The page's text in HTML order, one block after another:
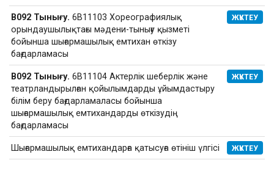
В092 Тынығу. 6В11103 Хореографиялық
орындаушылықтағы мәдени-тынығу қызметі
бойынша шығармашылық емтихан өткізу
бағдарламасы
ЖҮКТЕУ
В092 Тынығу. 6В11104 Актерлік шеберлік және
театрландырылған қойылымдарды ұйымдастыру
білім беру бағдарламаласы бойынша
шығармашылық емтихандарды өткізудің
бағдарламасы
ЖҮКТЕУ
Шығармашылық емтихандарға қатысуға өтініш үлгісі ЖҮКТЕУ